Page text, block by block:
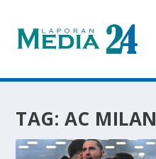
TAG: AC MILAN